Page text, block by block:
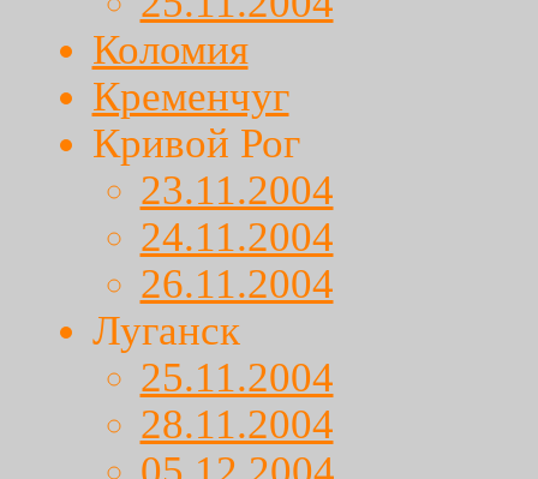
Коломия
Кременчуг
Кривой Рог
23.11.2004
24.11.2004
26.11.2004
Луганск
25.11.2004
28.11.2004